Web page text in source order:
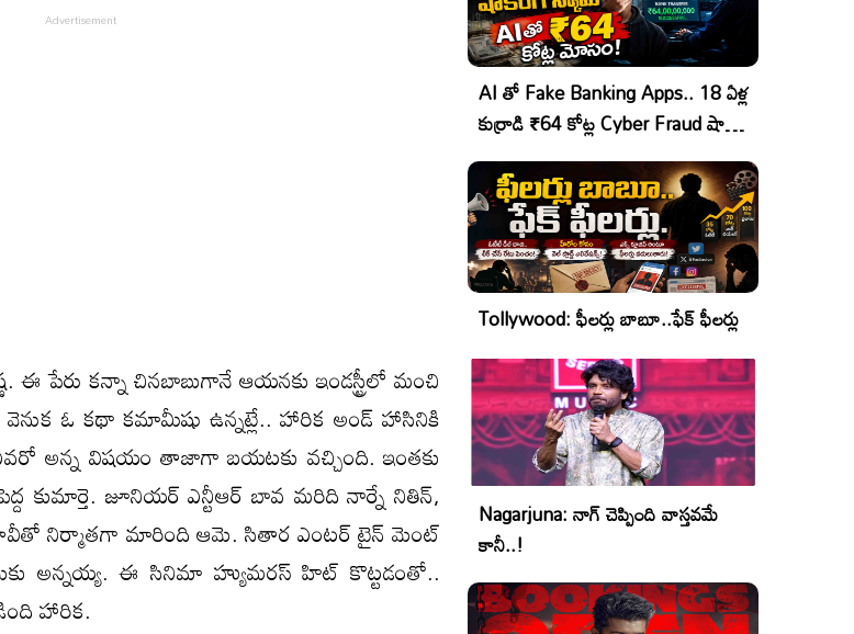
ఈ పేరు కన్నా చినబాబుగానే ఆయనకు ఇండస్ట్రీలో మంచి
వెనుక ఓ కథా కమామీషు ఉన్నట్లే.. హారిక అండ్ హాసినికి
అన్న విషయం తాజాగా బయటకు వచ్చింది. ఇంతకు
కుమార్తె. జూనియర్ ఎన్టీఆర్ బావ మరిది నార్నే నితిన్,
నిర్మాతగా మారింది ఆమె. సితార ఎంటర్ టైన్ మెంట్
అన్నయ్య. ఈ సినిమా హ్యుమరస్ హిట్ కొట్టడంతో..
హారిక.
AI తో Fake Banking Apps.. 18 ఏళ్ల
కుర్రాడి ₹64 కోట్ల Cyber Fraud షాకింగ్
ఆపరేషన్!
Tollywood: ఫీలర్లు బాబూ..ఫేక్ ఫీలర్లు
Nagarjuna: నాగ్ చెప్పింది వాస్తవమే
కానీ..!